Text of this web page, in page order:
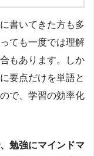
書いてきた方も多
ても一度では理解
もあります。しか
要点だけを単語と
で、学習の効率化
勉強にマインドマ